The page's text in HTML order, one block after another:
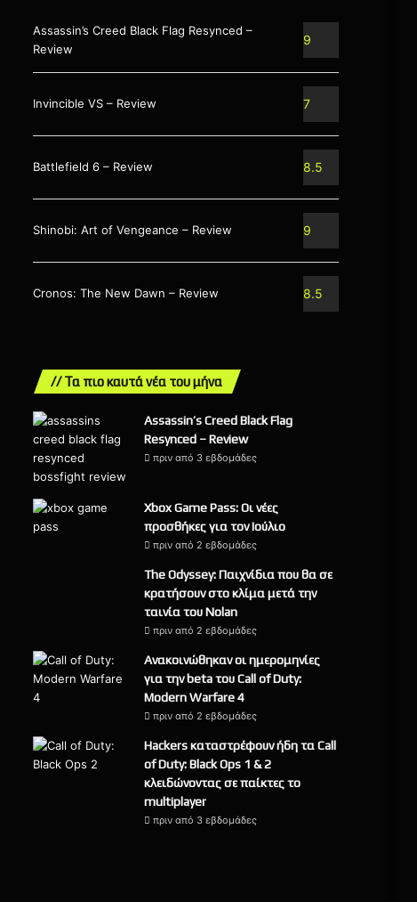
Assassin’s Creed Black Flag Resynced –
Review
9
Invincible VS – Review 7
Battlefield 6 – Review 8.5
Shinobi: Art of Vengeance – Review 9
Cronos: The New Dawn – Review 8.5
// Τα πιο καυτά νέα του μήνα
9
Assassin’s Creed Black Flag
Resynced – Review
πριν από 3 εβδομάδες
Xbox Game Pass: Οι νέες
προσθήκες για τον Ιούλιο
πριν από 2 εβδομάδες
The Odyssey: Παιχνίδια που θα σε
κρατήσουν στο κλίμα μετά την
ταινία του Nolan
πριν από 2 εβδομάδες
Ανακοινώθηκαν οι ημερομηνίες
για την beta του Call of Duty:
Modern Warfare 4
πριν από 2 εβδομάδες
Hackers καταστρέφουν ήδη τα Call
of Duty: Black Ops 1 & 2
κλειδώνοντας σε παίκτες το
multiplayer
πριν από 3 εβδομάδες